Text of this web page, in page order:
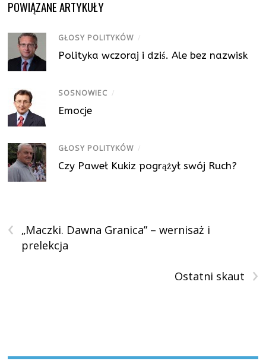
POWIĄZANE ARTYKUŁY
GŁOSY POLITYKÓW /
Polityka wczoraj i dziś. Ale bez nazwisk
SOSNOWIEC /
Emocje
GŁOSY POLITYKÓW /
Czy Paweł Kukiz pogrążył swój Ruch?
‹
„Maczki. Dawna Granica” – wernisaż i
prelekcja
›
Ostatni skaut